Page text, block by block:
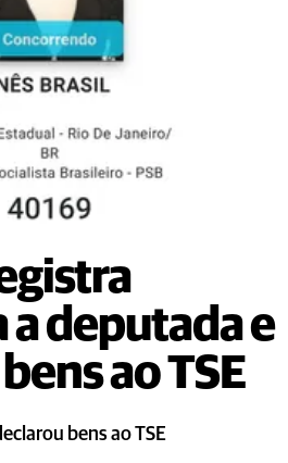
deputada e
ao TSE
bens ao TSE